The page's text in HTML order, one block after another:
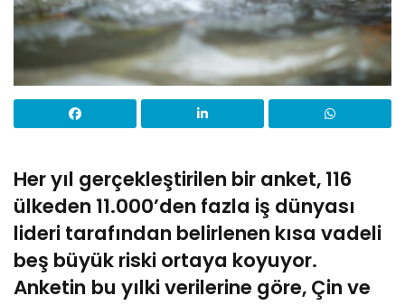
Her yıl gerçekleştirilen bir anket, 116
ülkeden 11.000’den fazla iş dünyası
lideri tarafından belirlenen kısa vadeli
beş büyük riski ortaya koyuyor.
Anketin bu yılki verilerine göre, Çin ve